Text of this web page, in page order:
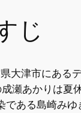
じ
大津市にある
瀬あかりは夏
である島崎み